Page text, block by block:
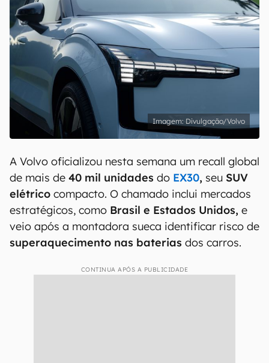
Confirmo que li, aceito e concordo com os
Uso e Política de Privacidade do Canaltech.
Divulgação/Volvo
A Volvo oficializou nesta semana um recall global
de mais de 40 mil unidades do EX30, seu SUV
elétrico compacto. O chamado inclui mercados
estratégicos, como Brasil e Estados Unidos, e
veio após a montadora sueca identificar risco de
superaquecimento nas baterias dos carros.
CONTINUA APÓS A PUBLICIDADE